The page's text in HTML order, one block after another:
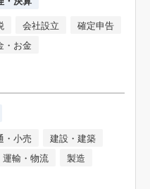
会社設立
確定申告
・お金
・小売
建設・建築
運輸・物流
製造